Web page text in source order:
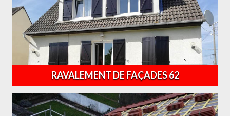
RAVALEMENT DE FAÇADES 62